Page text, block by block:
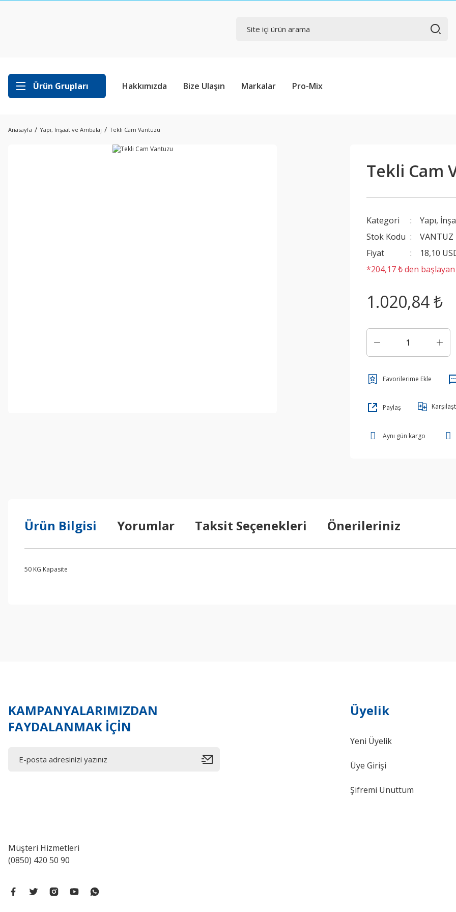
Ürün Grupları Hakkımızda Bize Ulaşın Markalar Pro-Mix
Anasayfa Yapı, İnşaat ve Ambalaj Tekli Cam Vantuzu
Tekli Cam
Kategori Yapı,
Stok Kodu
VANTUZ
Fiyat
18,10
*204,17 ₺ den
1.020,84 ₺
Paylaş
Aynı gün kargo
Ürün Bilgisi Yorumlar Taksit Seçenekleri Önerileriniz
50 KG Kapasite
KAMPANYALARIMIZDAN
FAYDALANMAK İÇİN
Müşteri Hizmetleri
(0850) 420 50 90
Üyelik
Yeni Üyelik
Üye Girişi
Şifremi Unuttum